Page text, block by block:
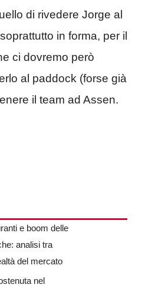
di rivedere Jorge al
in forma, per il
ci dovremo però
al paddock (forse già
il team ad Assen.
e boom delle
analisi tra
del mercato
nel